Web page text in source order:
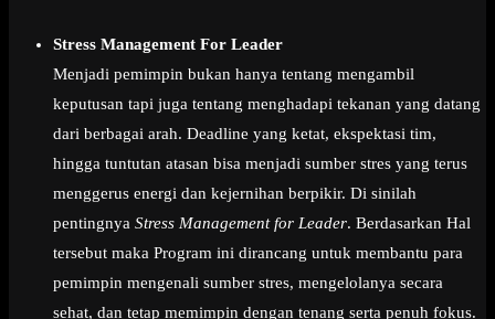
Stress Management For Leader
Menjadi pemimpin bukan hanya tentang mengambil
keputusan tapi juga tentang menghadapi tekanan yang datang
dari berbagai arah. Deadline yang ketat, ekspektasi tim,
hingga tuntutan atasan bisa menjadi sumber stres yang terus
menggerus energi dan kejernihan berpikir. Di sinilah
pentingnya Stress Management for Leader. Berdasarkan Hal
tersebut maka Program ini dirancang untuk membantu para
pemimpin mengenali sumber stres, mengelolanya secara
sehat, dan tetap memimpin dengan tenang serta penuh fokus.